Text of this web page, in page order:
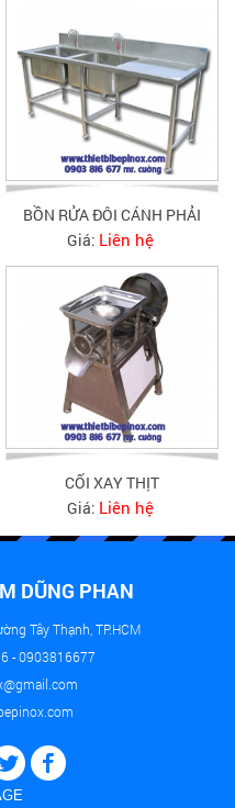
BỒN RỬA ĐÔI CÁNH PHẢI
Giá: Liên hệ
CỐI XAY THỊT
Giá: Liên hệ
DŨNG PHAN
Tây Thạnh, TP.HCM
- 0903816677